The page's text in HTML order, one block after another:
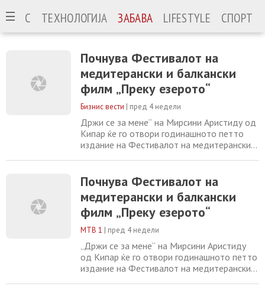
ТЕХНОЛОГИЈА ЗАБАВА LIFESTYLE СПОРТ
Почнува Фестивалот на
медитерански и балкански
филм „Преку езерото“
Бизнис вести | пред 4 недели
Држи се за мене“ на Мирсини Аристиду од
Кипар ќе го отвори годинашното петто
издание на Фестивалот на медитерански и
Струмица и во Гевгелија. „Држи се за мене“
на Мирсини Аристиду од Кипар ќе го
отвори годинашното петто издание на
Фестивалот на медитерански и балкански
Почнува Фестивалот на
медитерански и балкански
филм „Преку езерото“
МТВ 1 | пред 4 недели
„Држи се за мене“ на Мирсини Аристиду
од Кипар ќе го отвори годинашното петто
издание на Фестивалот на медитерански и